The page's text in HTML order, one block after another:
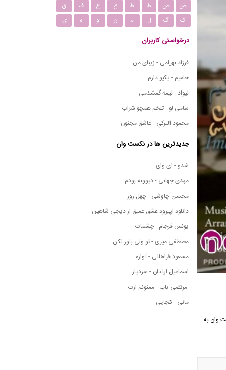
نکست وان به
ص
ض ط ظ ع غ ف
ق
ک
گ ل م ن و ه ی
درخواستی کاربران
فرزاد بهرامی - زیبای من
حامیم - یکیو دارم
نیواد - نیمه گمشدمی
سامی لو - تلخم همچو شراب
محمود التركي - عاشق مجنون
جدیدترین ها در نکست وان
شدو - ای وای
مهدی جهانی - دیوونه بودم
محسن چاوشی - چهل روز
دانلود اپیزود عشق عمیق از دیجی شاهین
یونس فرجام - چشمات
مصطفی میری - تو ولی باور نکن
مسعود فراهانی - آواره
اسماعیل ارندان - سردیار
مرتضی باب - ممنونم ازت
مانی - کجایی